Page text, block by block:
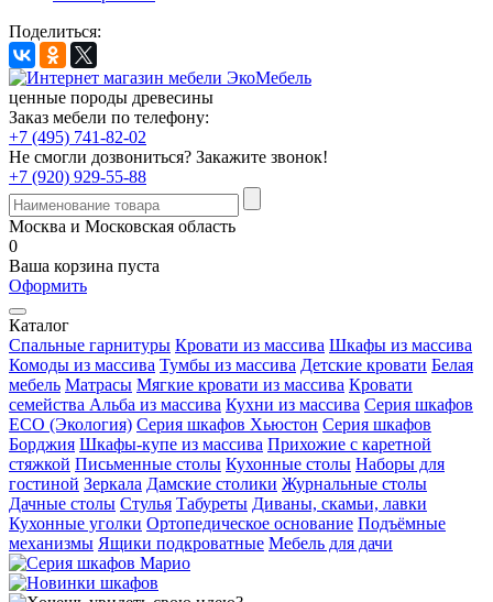
Поделиться:
ценные породы древесины
Заказ мебели по телефону:
+7 (495) 741-82-02
Не смогли дозвониться? Закажите звонок!
+7 (920) 929-55-88
Москва и Московская область
0
Ваша корзина пуста
Оформить
Каталог
Спальные гарнитуры Кровати из массива Шкафы из массива
Комоды из массива Тумбы из массива Детские кровати Белая
мебель Матрасы Мягкие кровати из массива Кровати
семейства Альба из массива Кухни из массива Серия шкафов
ECO (Экология) Серия шкафов Хьюстон Серия шкафов
Борджия Шкафы-купе из массива Прихожие с каретной
стяжкой Письменные столы Кухонные столы Наборы для
гостиной Зеркала Дамские столики Журнальные столы
Дачные столы Стулья Табуреты Диваны, скамьи, лавки
Кухонные уголки Ортопедическое основание Подъёмные
механизмы Ящики подкроватные Мебель для дачи